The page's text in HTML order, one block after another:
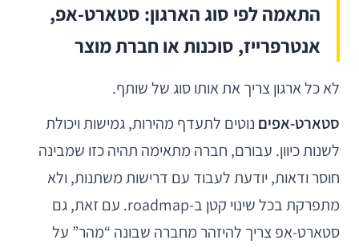
התאמה לפי סוג הארגון: סטארט-אפ,
אנטרפרייז, סוכנות או חברת מוצר
לא כל ארגון צריך את אותו סוג של שותף.
סטארט-אפים נוטים לתעדף מהירות, גמישות ויכולת
לשנות כיוון. עבורם, חברה מתאימה תהיה כזו שמבינה
חוסר ודאות, יודעת לעבוד עם דרישות משתנות, ולא
מתפרקת בכל שינוי קטן ב-roadmap. עם זאת, גם
סטארט-אפ צריך להיזהר מחברה שבונה “מהר” על